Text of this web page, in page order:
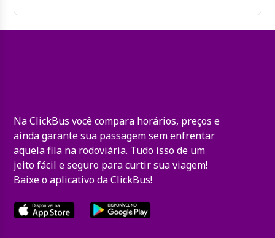
Na ClickBus você compara horários, preços e
ainda garante sua passagem sem enfrentar
aquela fila na rodoviária. Tudo isso de um
jeito fácil e seguro para curtir sua viagem!
Baixe o aplicativo da ClickBus!